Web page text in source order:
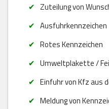
Zuteilung von
Ausfuhrkennzeichen
Rotes Kennzeichen
Umweltplakette /
Einfuhr von Kfz aus
Meldung von